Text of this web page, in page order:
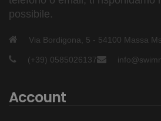
possibile.
Via Bordigona, 5 - 54100 Massa Ms
(+39) 0585026137
Account